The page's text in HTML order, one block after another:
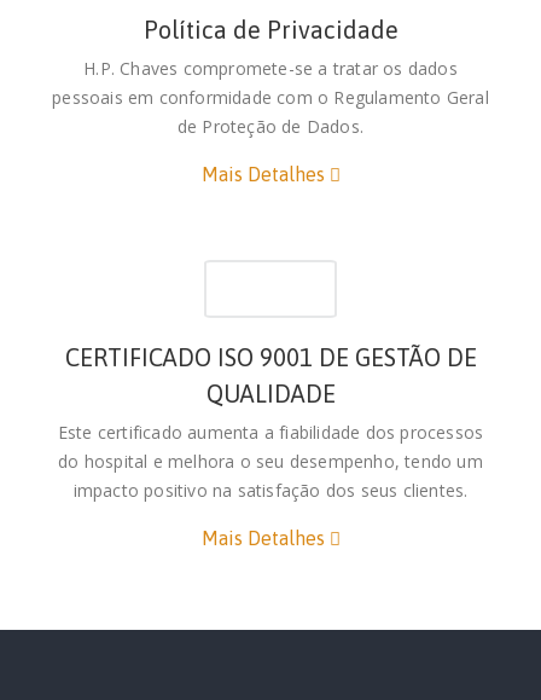
Política de Privacidade
H.P. Chaves compromete-se a tratar os dados
pessoais em conformidade com o Regulamento Geral
de Proteção de Dados.
Mais Detalhes
CERTIFICADO ISO 9001 DE GESTÃO DE
QUALIDADE
Este certificado aumenta a fiabilidade dos processos
do hospital e melhora o seu desempenho, tendo um
impacto positivo na satisfação dos seus clientes.
Mais Detalhes